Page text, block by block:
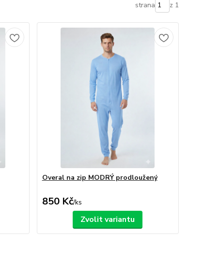
strana z 1
Overal na zip MODRÝ prodloužený
850 Kč/ks
Zvolit variantu